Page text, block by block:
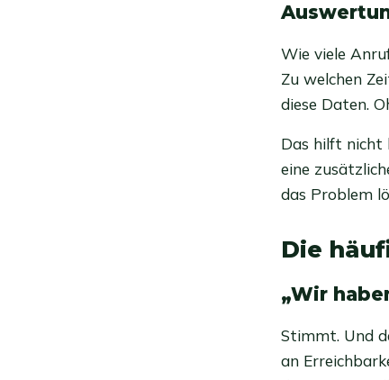
Wie viele
Zu welchen
diese Daten.
Das hilft nicht
eine
das Problem
Die
„Wir
Stimmt. Und
an